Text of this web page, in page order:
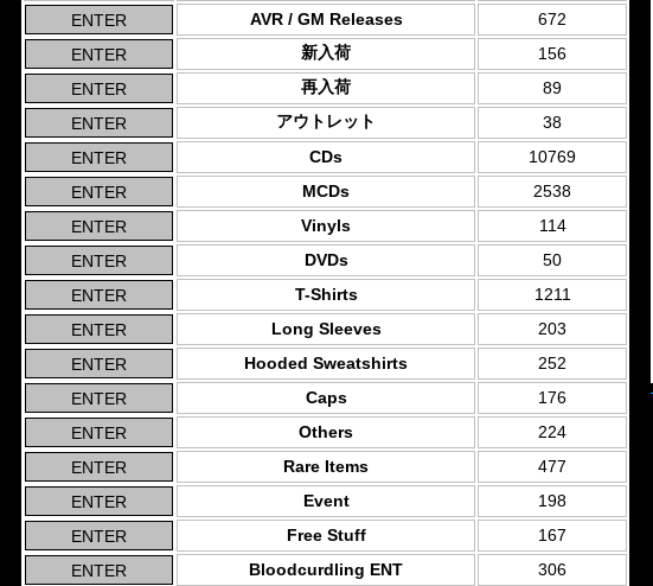
AVR / GM Releases
672
新入荷
156
再入荷
89
アウトレット
38
CDs
10769
MCDs
2538
Vinyls
114
DVDs
50
T-Shirts
1211
Long Sleeves
203
Hooded Sweatshirts
252
Caps
176
Others
224
Rare Items
477
Event
198
Free Stuff
167
Bloodcurdling ENT
306